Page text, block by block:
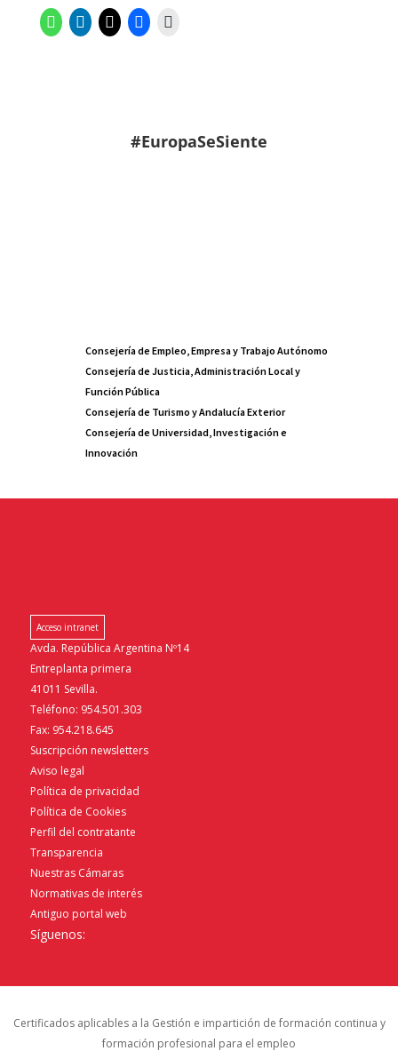
#EuropaSeSiente
Consejería de Empleo, Empresa y Trabajo Autónomo
Consejería de Justicia, Administración Local y
Función Pública
Consejería de Turismo y Andalucía Exterior
Consejería de Universidad, Investigación e
Innovación
Acceso intranet
Avda. República Argentina Nº14
Entreplanta primera
41011 Sevilla.
Teléfono: 954.501.303
Fax: 954.218.645
Suscripción newsletters
Aviso legal
Política de privacidad
Política de Cookies
Perfil del contratante
Transparencia
Nuestras Cámaras
Normativas de interés
Antiguo portal web
Síguenos:
Certificados aplicables a la Gestión e impartición de formación continua y
formación profesional para el empleo